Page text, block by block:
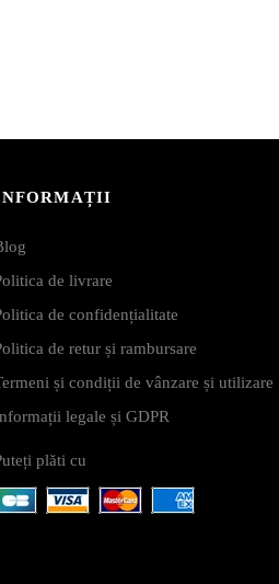
de livrare
de confidențialitate
de retur și rambursare
și condiții de vânzare și utilizare
legale și GDPR
plăti cu